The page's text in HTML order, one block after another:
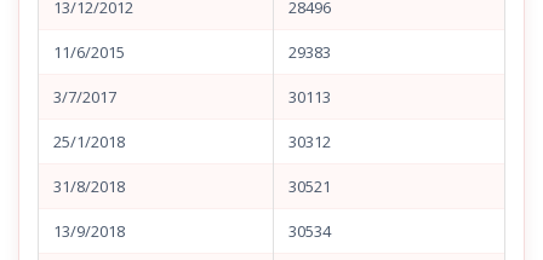
13/12/2012 28496
11/6/2015 29383
3/7/2017 30113
25/1/2018 30312
31/8/2018 30521
13/9/2018 30534